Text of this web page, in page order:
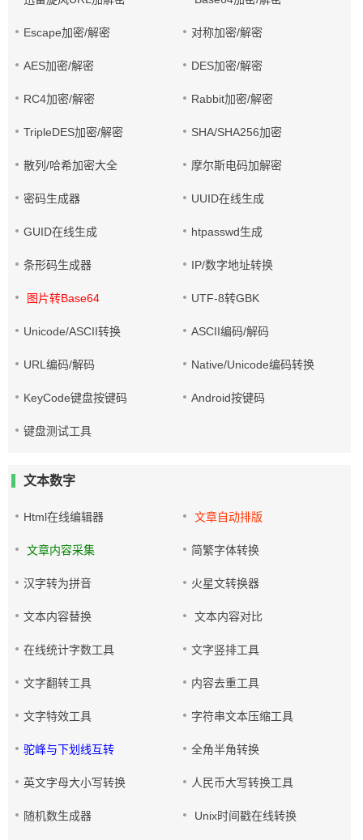
Escape加密/解密 对称加密/解密
AES加密/解密 DES加密/解密
RC4加密/解密 Rabbit加密/解密
TripleDES加密/解密 SHA/SHA256加密
散列/哈希加密大全 摩尔斯电码加解密
密码生成器 UUID在线生成
GUID在线生成 htpasswd生成
条形码生成器 IP/数字地址转换
图片转Base64 UTF-8转GBK
Unicode/ASCII转换 ASCII编码/解码
URL编码/解码 Native/Unicode编码转换
KeyCode键盘按键码 Android按键码
键盘测试工具
文本数字
Html在线编辑器 文章自动排版
文章内容采集 简繁字体转换
汉字转为拼音 火星文转换器
文本内容替换 文本内容对比
在线统计字数工具 文字竖排工具
文字翻转工具 内容去重工具
文字特效工具 字符串文本压缩工具
驼峰与下划线互转 全角半角转换
英文字母大小写转换 人民币大写转换工具
随机数生成器 Unix时间戳在线转换